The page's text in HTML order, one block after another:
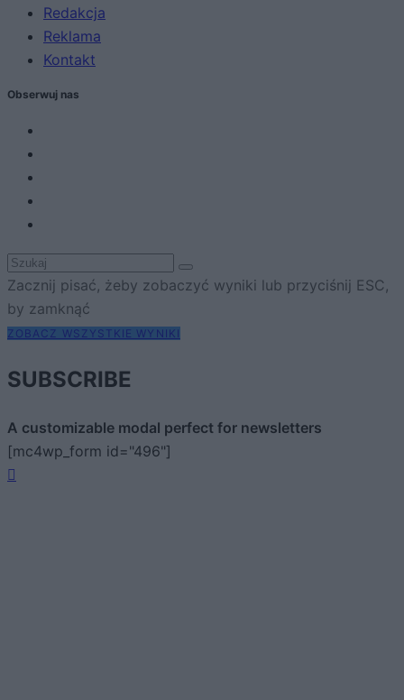
Redakcja
Reklama
Kontakt
Obserwuj nas
Zacznij pisać, żeby zobaczyć wyniki lub przyciśnij ESC,
by zamknąć
ZOBACZ WSZYSTKIE WYNIKI
SUBSCRIBE
A customizable modal perfect for newsletters
[mc4wp_form id="496"]